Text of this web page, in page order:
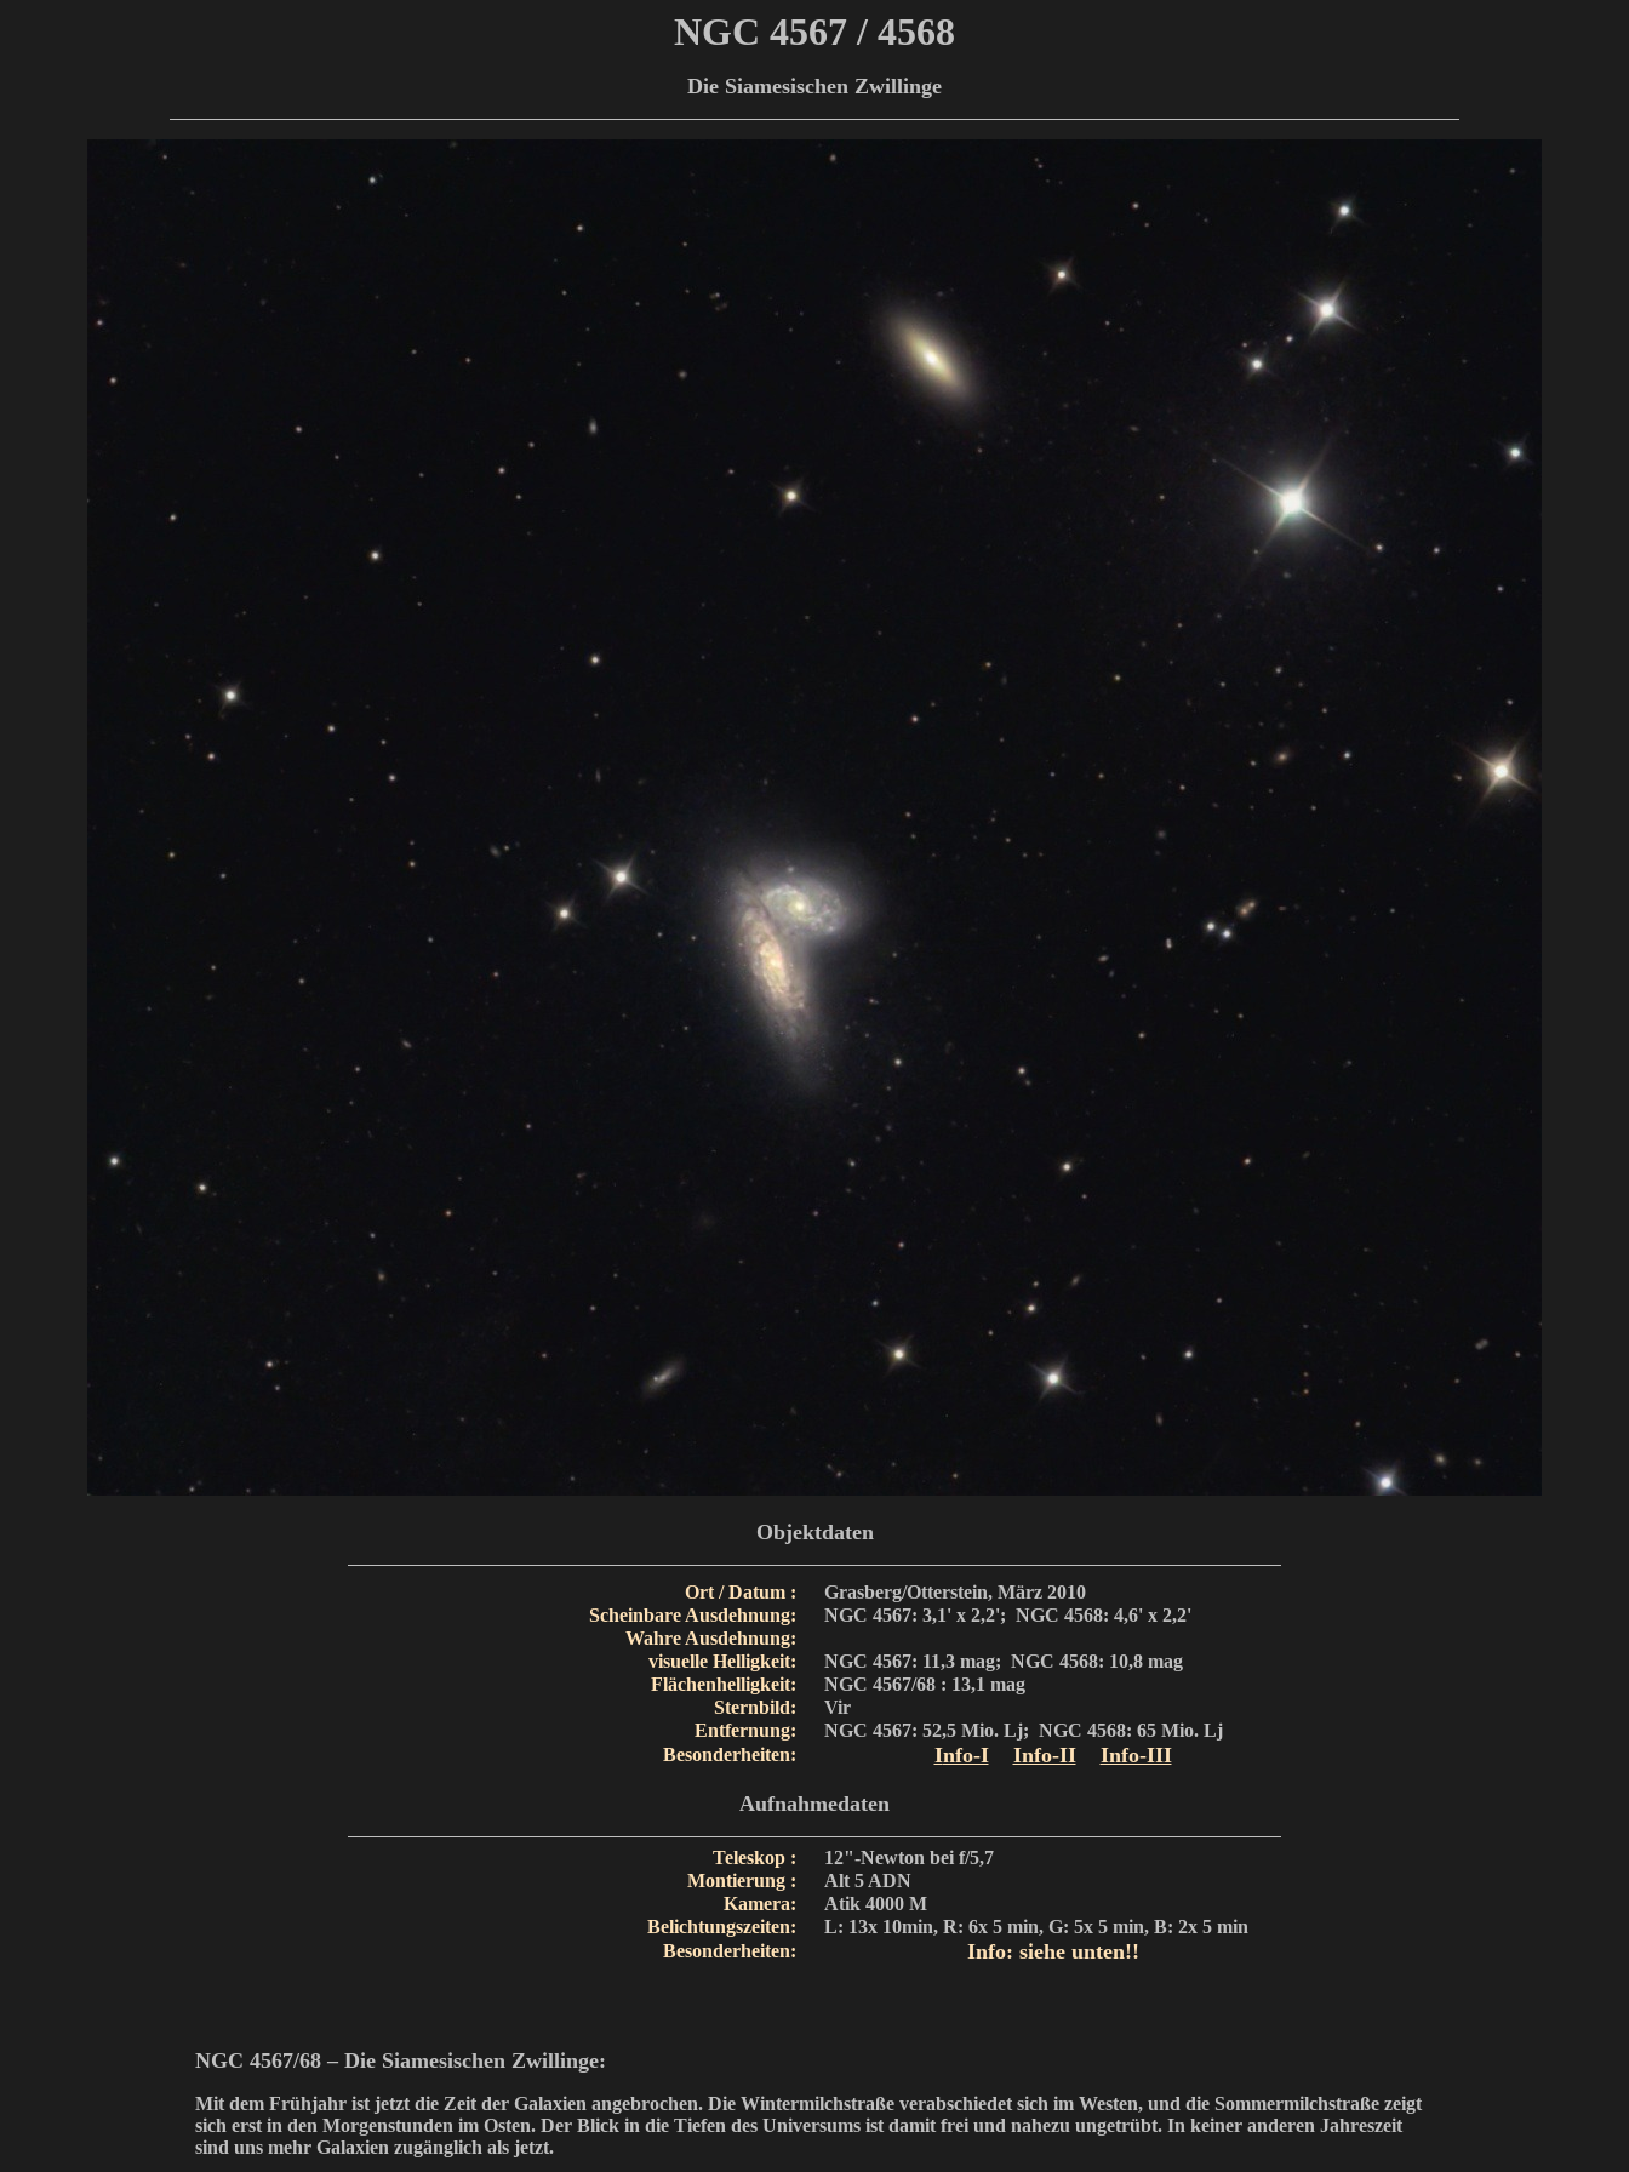
NGC 4567 / 4568
Die Siamesischen Zwillinge
Objektdaten
Ort / Datum :
Grasberg/Otterstein, März 2010
Scheinbare Ausdehnung:
NGC 4567: 3,1' x 2,2'; NGC 4568: 4,6' x 2,2'
Wahre Ausdehnung:
visuelle Helligkeit:
NGC 4567: 11,3 mag; NGC 4568: 10,8 mag
Flächenhelligkeit:
NGC 4567/68 : 13,1 mag
Sternbild:
Vir
Entfernung:
NGC 4567: 52,5 Mio. Lj; NGC 4568: 65 Mio. Lj
Besonderheiten:
Info-I Info-II
Info-III
Aufnahmedaten
Teleskop :
12"-Newton bei f/5,7
Montierung :
Alt 5 ADN
Kamera:
Atik 4000 M
Belichtungszeiten:
L: 13x 10min, R: 6x 5 min, G: 5x 5 min, B: 2x 5 min
Besonderheiten:
Info: siehe unten!!
NGC 4567/68 – Die Siamesischen Zwillinge:
Mit dem Frühjahr ist jetzt die Zeit der Galaxien angebrochen. Die Wintermilchstraße verabschiedet sich im Westen, und die Sommermilchstraße zeigt
sich erst in den Morgenstunden im Osten. Der Blick in die Tiefen des Universums ist damit frei und nahezu ungetrübt. In keiner anderen Jahreszeit
sind uns mehr Galaxien zugänglich als jetzt.